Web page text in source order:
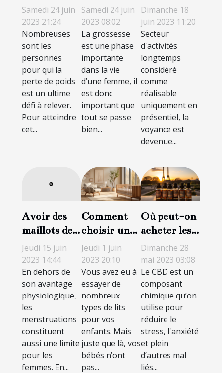
du poids de
manière
saine et
durable
Samedi 24 juin
2023 21:24
Nombreuses
sont les
personnes
pour qui la
perte de poids
est un ultime
défi à relever.
Pour atteindre
cet...
durant la
grossesse ?
Samedi 24 juin
2023 08:02
La grossesse
est une phase
importante
dans la vie
d’une femme, il
est donc
important que
tout se passe
bien...
types de
voyance à
distance
Dimanche 18
juin 2023 11:20
Secteur
d'activités
longtemps
considéré
comme
réalisable
uniquement en
présentiel, la
voyance est
devenue...
Avoir des
maillots de
bain
menstruels :
comment
bien faire
votre choix
?
Jeudi 15 juin
2023 14:44
En dehors de
son avantage
physiologique,
les
menstruations
constituent
aussi une limite
pour les
femmes. En...
Comment
choisir un
bon lit en
bois pour
son bébé ?
Jeudi 1 juin
2023 20:10
Vous avez eu à
essayer de
nombreux
types de lits
pour vos
enfants. Mais
juste que là, vos
bébés n’ont
pas...
Où peut-on
acheter les
produits
CBD à Paris
?
Dimanche 28
mai 2023 03:08
Le CBD est un
composant
chimique qu’on
utilise pour
réduire le
stress, l'anxiété
et plein
d’autres mal
liés...